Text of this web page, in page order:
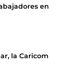
en
la Caricom